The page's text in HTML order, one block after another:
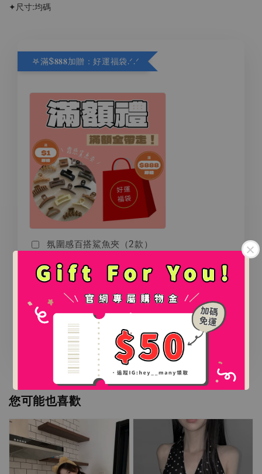
.
.
✦尺寸:均碼
𖤐滿$𝟖𝟖𝟖加贈：好運福袋.ᐟ‪.ᐟ
氛圍感百搭鯊魚夾（2款）
NT$ 0
NT$ 888
-
加入購物車
您可能也喜歡